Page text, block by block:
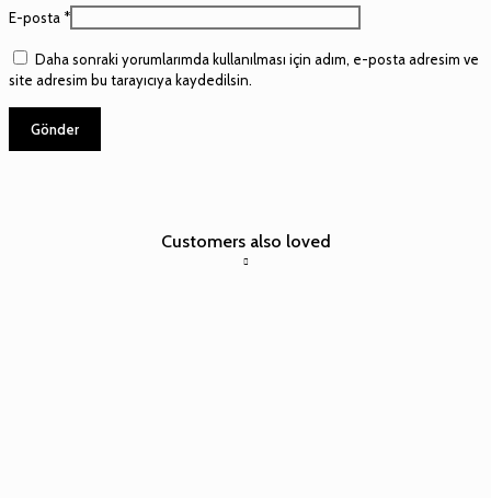
E-posta *
Daha sonraki yorumlarımda kullanılması için adım, e-posta adresim ve
site adresim bu tarayıcıya kaydedilsin.
Customers also loved